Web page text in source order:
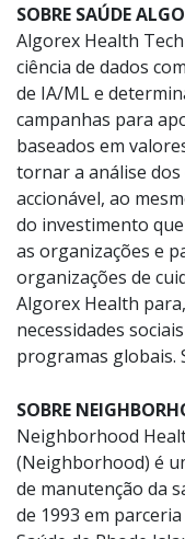
SOBRE SAÚDE
Algorex Health
ciência de dados
de IA/ML e
campanhas para
baseados em
tornar a análise dos
accionável, ao
do investimento
as organizações e
organizações de
Algorex Health
necessidades
programas globais.
SOBRE
Neighborhood
(Neighborhood) é
de manutenção da
de 1993 em